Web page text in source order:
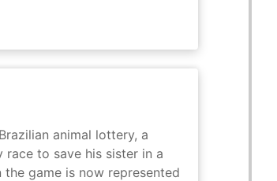
animal lottery, a
race to save his sister in a
game is now represented